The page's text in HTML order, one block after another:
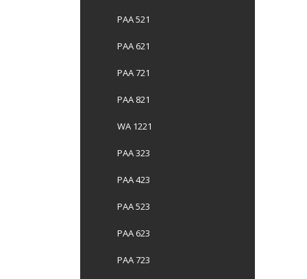
PAA 521
PAA 621
PAA 721
PAA 821
WA 1221
PAA 323
PAA 423
PAA 523
PAA 623
PAA 723